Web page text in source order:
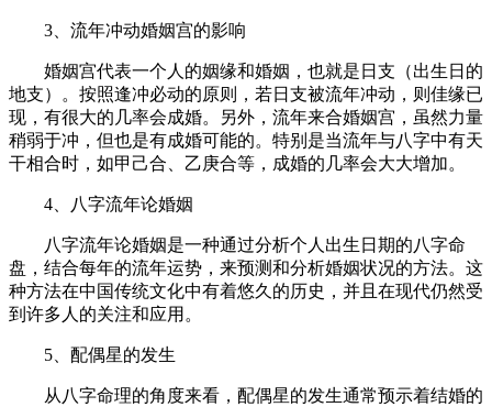
3、流年冲动婚姻宫的影响
婚姻宫代表一个人的姻缘和婚姻，也就是日支（出生日的
地支）。按照逢冲必动的原则，若日支被流年冲动，则佳缘已
现，有很大的几率会成婚。另外，流年来合婚姻宫，虽然力量
稍弱于冲，但也是有成婚可能的。特别是当流年与八字中有天
干相合时，如甲己合、乙庚合等，成婚的几率会大大增加。
4、八字流年论婚姻
八字流年论婚姻是一种通过分析个人出生日期的八字命
盘，结合每年的流年运势，来预测和分析婚姻状况的方法。这
种方法在中国传统文化中有着悠久的历史，并且在现代仍然受
到许多人的关注和应用。
5、配偶星的发生
从八字命理的角度来看，配偶星的发生通常预示着结婚的